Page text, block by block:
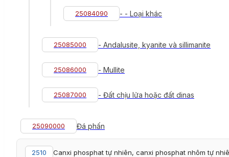
25084090 - - Loại khác
25085000 - Andalusite, kyanite và sillimanite
25086000 - Mullite
25087000 - Đất chịu lửa hoặc đất dinas
25090000 Đá phấn
2510 Canxi phosphat tự nhiên, canxi phosphat nhôm tự